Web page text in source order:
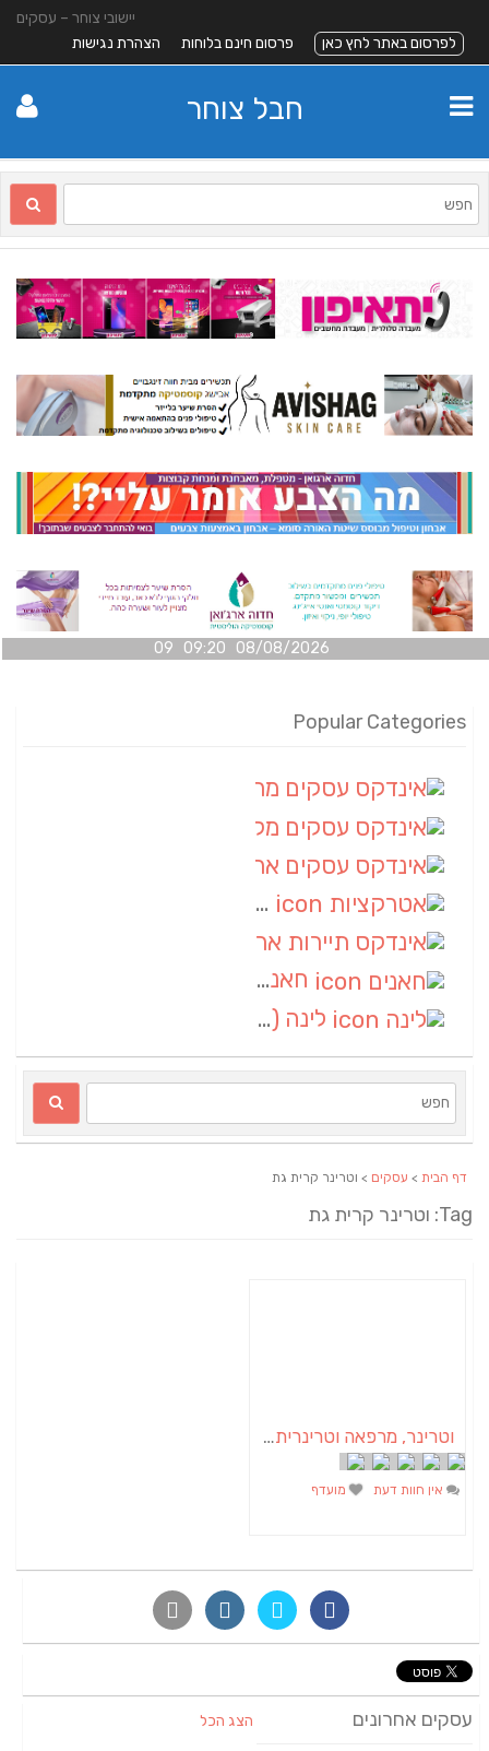
יישובי צוחר – עסקים
לפרסום באתר לחץ כאן
פרסום חינם בלוחות הצהרת נגישות
חבל צוחר
08/08/2026 09:20 09
Popular Categories
אטרקציות
חאנים
לינה (1)
דף הבית > עסקים > וטרינר קרית גת
Tag: וטרינר קרית גת
וטרינר, מרפאה וטרינרית בקרית גת
אין חוות דעת מועדף
עסקים אחרונים הצג הכל